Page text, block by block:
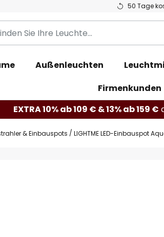
50 Tage
Außenleuchten
Firmenkunden
EXTRA 10% ab 109 € & 13% ab 159 €
& Einbauspots LIGHTME LED-Einbauspot